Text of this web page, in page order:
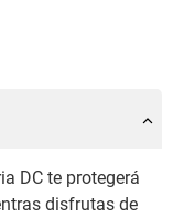
DC te protegerá
disfrutas de